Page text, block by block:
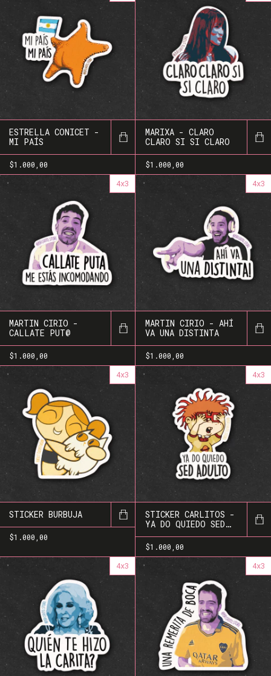
ESTRELLA CONICET -
MI PAÍS
$1.000,00
MARIXA - CLARO
CLARO SI SI CLARO
$1.000,00
4x3
MARTIN CIRIO -
CALLATE PUT@
$1.000,00
4x3
MARTIN CIRIO - AHÍ
VA UNA DISTINTA
$1.000,00
4x3
STICKER BURBUJA
$1.000,00
4x3
STICKER CARLITOS -
YA DO QUIEDO SED
ADULTO
$1.000,00
4x3
4x3